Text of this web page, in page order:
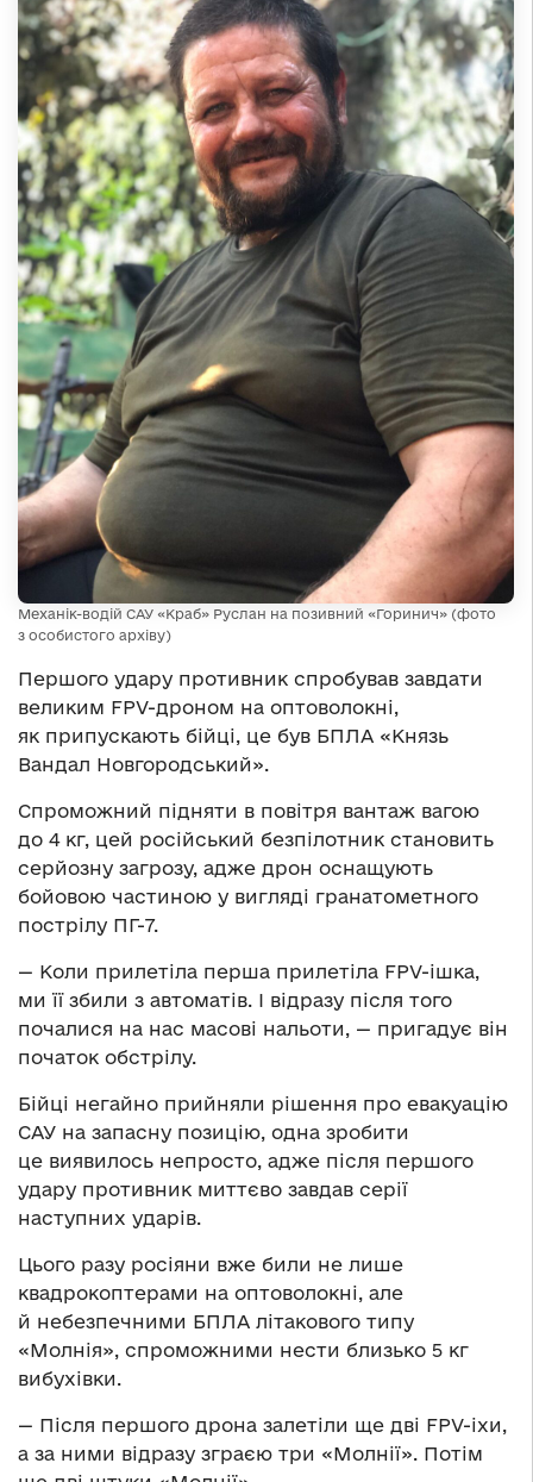
Механік-водій САУ «Краб» Руслан на позивний «Горинич» (фото
з особистого архіву)
Першого удару противник спробував завдати
великим FPV-дроном на оптоволокні,
як припускають бійці, це був БПЛА «Князь
Вандал Новгородський».
Спроможний підняти в повітря вантаж вагою
до 4 кг, цей російський безпілотник становить
серйозну загрозу, адже дрон оснащують
бойовою частиною у вигляді гранатометного
пострілу ПГ-7.
— Коли прилетіла перша прилетіла FPV-ішка,
ми її збили з автоматів. І відразу після того
почалися на нас масові нальоти, — пригадує він
початок обстрілу.
Бійці негайно прийняли рішення про евакуацію
САУ на запасну позицію, одна зробити
це виявилось непросто, адже після першого
удару противник миттєво завдав серії
наступних ударів.
Цього разу росіяни вже били не лише
квадрокоптерами на оптоволокні, але
й небезпечними БПЛА літакового типу
«Молнія», спроможними нести близько 5 кг
вибухівки.
— Після першого дрона залетіли ще дві FPV-іхи,
а за ними відразу зграєю три «Молнії». Потім